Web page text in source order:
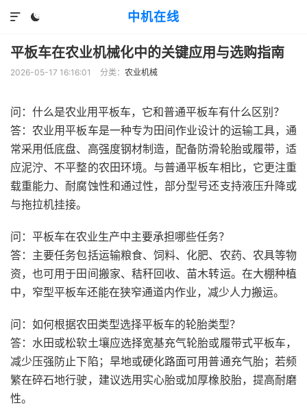
中机在线


平板车在农业机械化中的关键应用与选购指南
2026-05-17 16:16:01 分类： 农业机械
问：什么是农业用平板车，它和普通平板车有什么区别？
答：农业用平板车是一种专为田间作业设计的运输工具，通
常采用低底盘、高强度钢材制造，配备防滑轮胎或履带，适
应泥泞、不平整的农田环境。与普通平板车相比，它更注重
载重能力、耐腐蚀性和通过性，部分型号还支持液压升降或
与拖拉机挂接。
问：平板车在农业生产中主要承担哪些任务？
答：主要任务包括运输粮食、饲料、化肥、农药、农具等物
资，也可用于田间搬家、秸秆回收、苗木转运。在大棚种植
中，窄型平板车还能在狭窄通道内作业，减少人力搬运。
问：如何根据农田类型选择平板车的轮胎类型？
答：水田或松软土壤应选择宽基充气轮胎或履带式平板车，
减少压强防止下陷；旱地或硬化路面可用普通充气胎；若频
繁在碎石地行驶，建议选用实心胎或加厚橡胶胎，提高耐磨
性。